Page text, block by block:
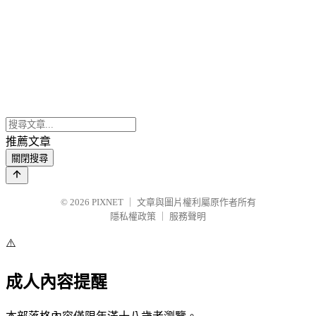
推薦文章
關閉搜尋
© 2026 PIXNET
文章與圖片權利屬原作者所有
隱私權政策
服務聲明
⚠️
成人內容提醒